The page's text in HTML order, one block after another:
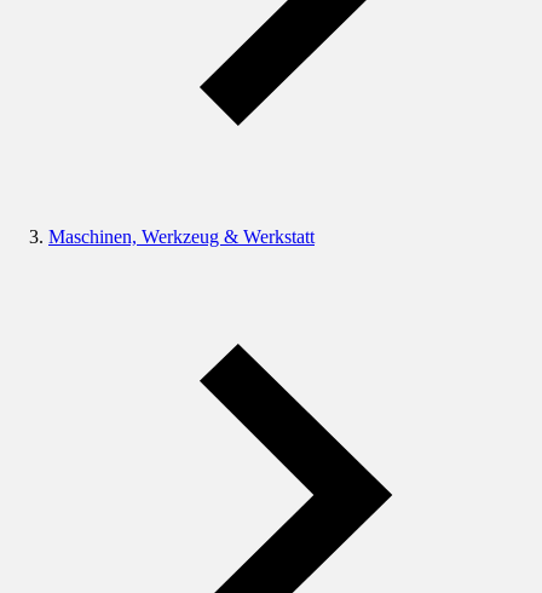
Maschinen, Werkzeug & Werkstatt